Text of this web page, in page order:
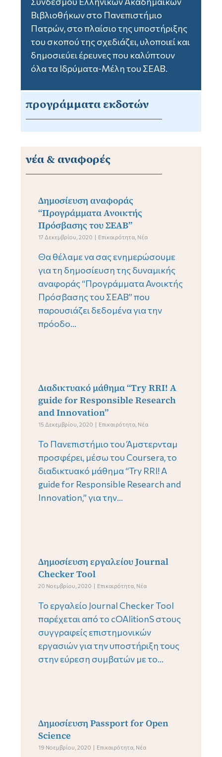
Βιβλιοθήκων στο Πανεπιστήμιο
Πατρών, στο πλαίσιο της υποστήριξης
του σκοπού της σχεδιάζει, υλοποιεί και
δημοσιεύει έρευνες που καλύπτουν
όλα τα Ιδρύματα-Μέλη του ΣΕΑΒ.
προγράμματα εκδοτών
νέα & αναφορές
Δημοσίευση αναφοράς
“Προγράμματα Ανοικτής
Πρόσβασης του ΣΕΑΒ”
17 Δεκεμβρίου, 2020 Επικαιρότητα Νέα
Θα θέλαμε να σας ενημερώσουμε
για τη δημοσίευση της δυναμικής
αναφοράς “Προγράμματα Ανοικτής
Πρόσβασης του ΣΕΑΒ” που
παρουσιάζει δεδομένα για την
πρόοδο...
Διαδικτυακό μάθημα “Try RRI! A
guide for Responsible Research
and Innovation”
15 Δεκεμβρίου, 2020 Επικαιρότητα Νέα
Το Πανεπιστήμιο του Άμστερνταμ
προσφέρει, μέσω του Coursera, το
διαδικτυακό μάθημα “Try RRI! A
guide for Responsible Research and
Innovation,” για την...
Δημοσίευση εργαλείου Journal
Checker Tool
20 Νοεμβρίου, 2020 Επικαιρότητα Νέα
Το εργαλείο Journal Checker Tool
παρέχεται από το cOAlitionS στους
συγγραφείς επιστημονικών
εργασιών για την υποστήριξη τους
στην εύρεση συμβατών με το...
Δημοσίευση Passport for Open
Science
19 Νοεμβρίου, 2020 Επικαιρότητα Νέα